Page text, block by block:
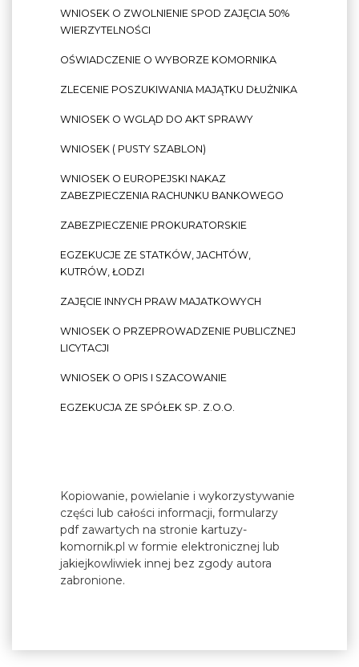
WNIOSEK O ZWOLNIENIE SPOD ZAJĘCIA 50%
WIERZYTELNOŚCI
OŚWIADCZENIE O WYBORZE KOMORNIKA
ZLECENIE POSZUKIWANIA MAJĄTKU DŁUŻNIKA
WNIOSEK O WGLĄD DO AKT SPRAWY
WNIOSEK ( PUSTY SZABLON)
WNIOSEK O EUROPEJSKI NAKAZ
ZABEZPIECZENIA RACHUNKU BANKOWEGO
ZABEZPIECZENIE PROKURATORSKIE
EGZEKUCJE ZE STATKÓW, JACHTÓW,
KUTRÓW, ŁODZI
ZAJĘCIE INNYCH PRAW MAJATKOWYCH
WNIOSEK O PRZEPROWADZENIE PUBLICZNEJ
LICYTACJI
WNIOSEK O OPIS I SZACOWANIE
EGZEKUCJA ZE SPÓŁEK SP. Z.O.O.
Kopiowanie, powielanie i wykorzystywanie
części lub całości informacji, formularzy
pdf zawartych na stronie kartuzy-
komornik.pl w formie elektronicznej lub
jakiejkowliwiek innej bez zgody autora
zabronione.